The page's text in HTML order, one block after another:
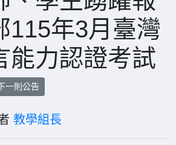
115年3月臺灣
能力認證考試
一則公告
教學組長